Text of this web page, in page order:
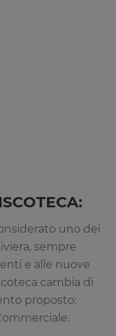
uno dei
sempre
e alle nuove
cambia di
proposto: